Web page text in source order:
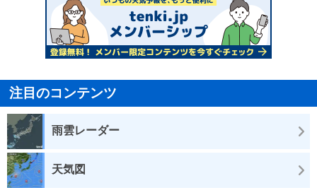
注目のコンテンツ
雨雲レーダー
天気図